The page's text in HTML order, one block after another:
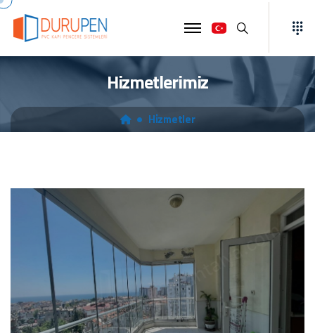
Ara
Hizmetlerimiz
Hi̇zmetler